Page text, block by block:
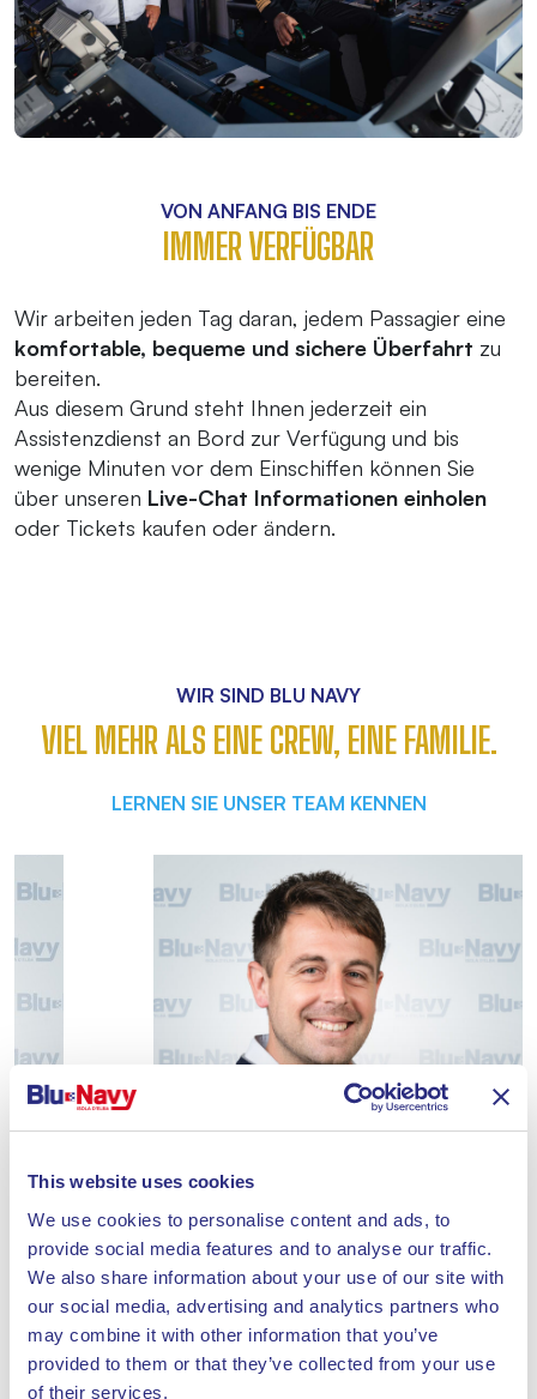
This website uses cookies
We use cookies to personalise content and ads, to
provide social media features and to analyse our traffic.
We also share information about your use of our site with
our social media, advertising and analytics partners who
may combine it with other information that you’ve
provided to them or that they’ve collected from your use
of their services.
VON ANFANG BIS ENDE
IMMER VERFÜGBAR
Wir arbeiten jeden Tag daran, jedem Passagier eine
komfortable, bequeme und sichere Überfahrt zu
bereiten.
Aus diesem Grund steht Ihnen jederzeit ein
Assistenzdienst an Bord zur Verfügung und bis
wenige Minuten vor dem Einschiffen können Sie
über unseren Live-Chat Informationen einholen
oder Tickets kaufen oder ändern.
WIR SIND BLU NAVY
VIEL MEHR ALS EINE CREW, EINE FAMILIE.
LERNEN SIE UNSER TEAM KENNEN
Alessandro
Leiter/in Operatives Geschäft und Vertrieb